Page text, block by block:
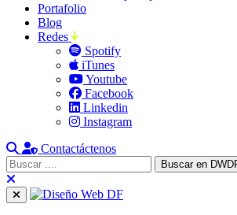
Portafolio
Blog
Redes
Spotify
iTunes
Youtube
Facebook
Linkedin
Instagram
Contactáctenos